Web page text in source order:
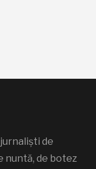
de
nuntă, de botez